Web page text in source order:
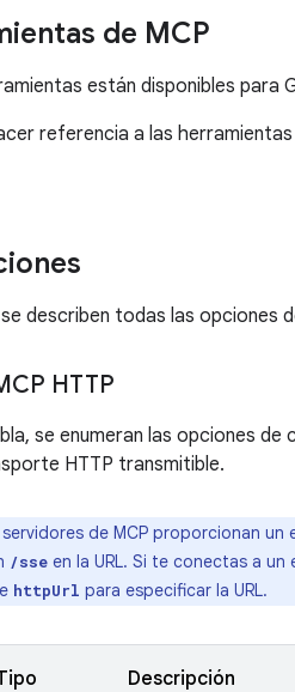
de MCP
están disponibles para
referencia a las
describen todas las opciones
HTTP
se enumeran las opciones
HTTP transmitible.
de MCP proporcionan un
/sse en la URL. Si te conectas a
httpUrl para especificar la URL.
Descripción